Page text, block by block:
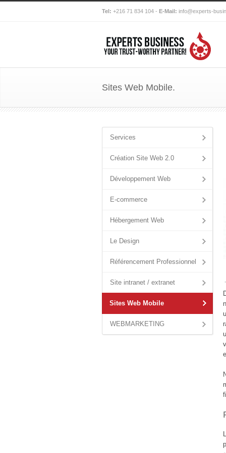
Tel: +216 71 834 104 - E-Mail: info@experts-
Sites Web Mobile.
Services
Création Site Web 2.0
Développement Web
E-commerce
Hébergement Web
Le Design
Référencement Professionnel
Site intranet / extranet
Sites Web Mobile
WEBMARKETING